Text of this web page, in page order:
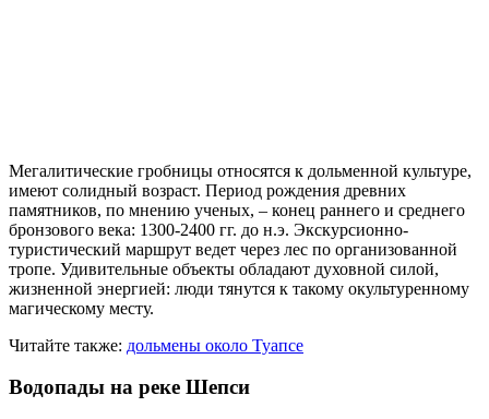
Мегалитические гробницы относятся к дольменной культуре,
имеют солидный возраст. Период рождения древних
памятников, по мнению ученых, – конец раннего и среднего
бронзового века: 1300-2400 гг. до н.э. Экскурсионно-
туристический маршрут ведет через лес по организованной
тропе. Удивительные объекты обладают духовной силой,
жизненной энергией: люди тянутся к такому окультуренному
магическому месту.
Читайте также: дольмены около Туапсе
Водопады на реке Шепси